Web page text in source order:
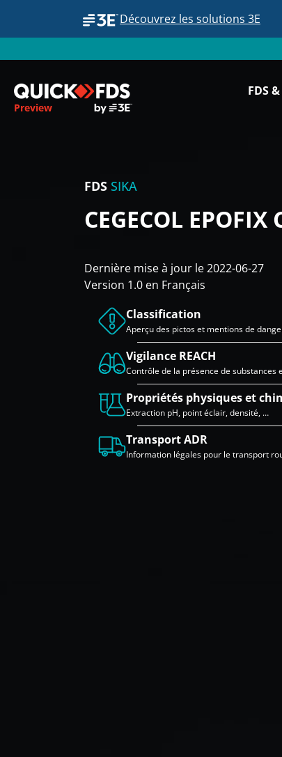
Découvrez les solutions 3E
Preview
FDS
CEGECOL EPOFIX
FDS SIKA
Dernière mise à jour le 2022-06-27
Version 1.0 en Français
Classification
Aperçu des pictos et mentions de
Vigilance REACH
Contrôle de la présence de
Propriétés physiques et
Extraction pH, point éclair, densité, …
Transport ADR
Information légales pour le transport